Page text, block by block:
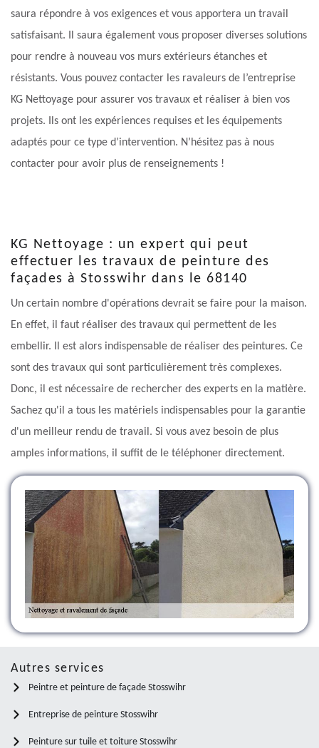
saura répondre à vos exigences et vous apportera un travail
satisfaisant. Il saura également vous proposer diverses solutions
pour rendre à nouveau vos murs extérieurs étanches et
résistants. Vous pouvez contacter les ravaleurs de l’entreprise
KG Nettoyage pour assurer vos travaux et réaliser à bien vos
projets. Ils ont les expériences requises et les équipements
adaptés pour ce type d’intervention. N’hésitez pas à nous
contacter pour avoir plus de renseignements !
KG Nettoyage : un expert qui peut
effectuer les travaux de peinture des
façades à Stosswihr dans le 68140
Un certain nombre d'opérations devrait se faire pour la maison.
En effet, il faut réaliser des travaux qui permettent de les
embellir. Il est alors indispensable de réaliser des peintures. Ce
sont des travaux qui sont particulièrement très complexes.
Donc, il est nécessaire de rechercher des experts en la matière.
Sachez qu'il a tous les matériels indispensables pour la garantie
d'un meilleur rendu de travail. Si vous avez besoin de plus
amples informations, il suffit de le téléphoner directement.
Autres services
Peintre et peinture de façade Stosswihr
Entreprise de peinture Stosswihr
Peinture sur tuile et toiture Stosswihr